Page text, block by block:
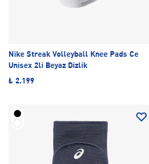
Nike Streak Volleyball Knee Pads Ce
Unisex 2li Beyaz Dizlik
₺ 2.199